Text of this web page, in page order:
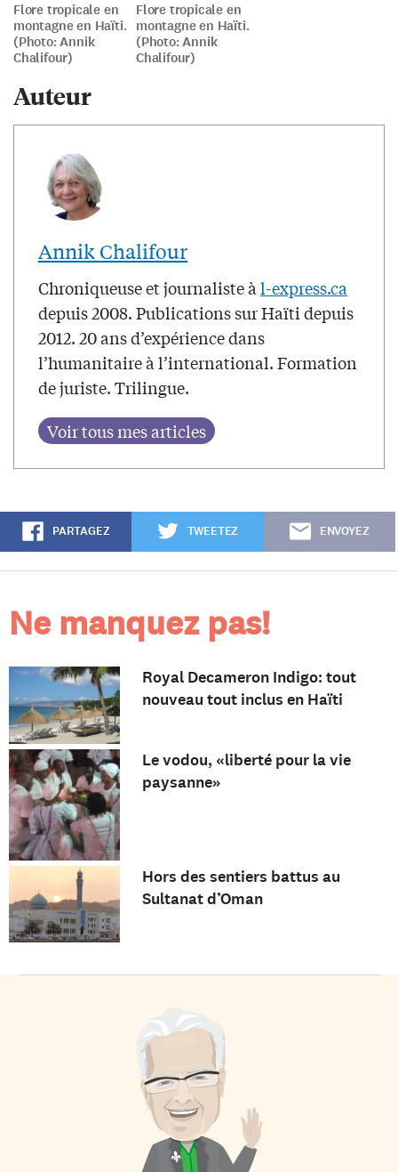
Flore tropicale en
montagne en Haïti.
(Photo: Annik
Chalifour)
Flore tropicale en
montagne en Haïti.
(Photo: Annik
Chalifour)
Auteur
Annik Chalifour
Chroniqueuse et journaliste à l-express.ca
depuis 2008. Publications sur Haïti depuis
2012. 20 ans d’expérience dans
l’humanitaire à l’international. Formation
de juriste. Trilingue.
PARTAGEZ TWEETEZ ENVOYEZ
Ne manquez pas!
Royal Decameron Indigo: tout
nouveau tout inclus en Haïti
Le vodou, «liberté pour la vie
paysanne»
Hors des sentiers battus au
Sultanat d’Oman